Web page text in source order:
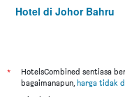
Hotel di Johor Bahru
Hotel di Kuching
Hotel di Tokyo
*
HotelsCombined sentiasa
bagaimanapun, harga tidak